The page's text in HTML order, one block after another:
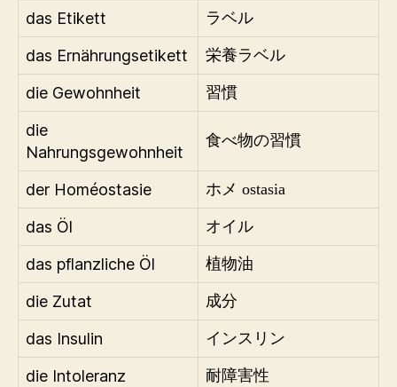
das Etikett ラベル
das Ernährungsetikett 栄養ラベル
die Gewohnheit 習慣
die
Nahrungsgewohnheit
食べ物の習慣
der Homéostasie ホメ ostasia
das Öl オイル
das pflanzliche Öl 植物油
die Zutat 成分
das Insulin インスリン
die Intoleranz 耐障害性